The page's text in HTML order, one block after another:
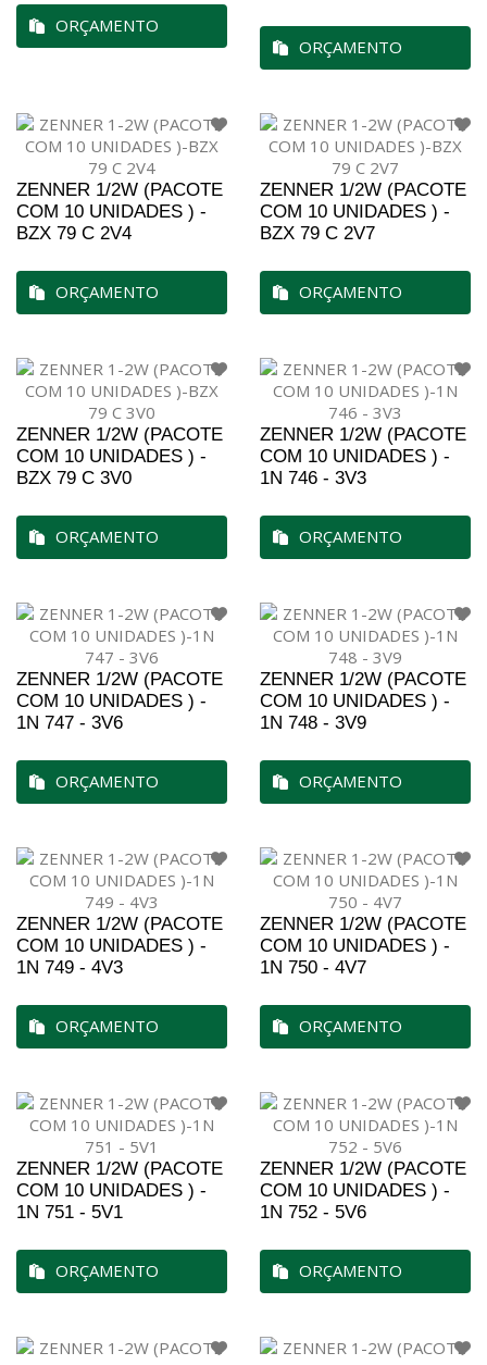
ORÇAMENTO
ORÇAMENTO
ZENNER 1/2W (PACOTE
COM 10 UNIDADES ) -
BZX 79 C 2V4
ORÇAMENTO
ZENNER 1/2W (PACOTE
COM 10 UNIDADES ) -
BZX 79 C 2V7
ORÇAMENTO
ZENNER 1/2W (PACOTE
COM 10 UNIDADES ) -
BZX 79 C 3V0
ORÇAMENTO
ZENNER 1/2W (PACOTE
COM 10 UNIDADES ) -
1N 746 - 3V3
ORÇAMENTO
ZENNER 1/2W (PACOTE
COM 10 UNIDADES ) -
1N 747 - 3V6
ORÇAMENTO
ZENNER 1/2W (PACOTE
COM 10 UNIDADES ) -
1N 748 - 3V9
ORÇAMENTO
ZENNER 1/2W (PACOTE
COM 10 UNIDADES ) -
1N 749 - 4V3
ORÇAMENTO
ZENNER 1/2W (PACOTE
COM 10 UNIDADES ) -
1N 750 - 4V7
ORÇAMENTO
ZENNER 1/2W (PACOTE
COM 10 UNIDADES ) -
1N 751 - 5V1
ORÇAMENTO
ZENNER 1/2W (PACOTE
COM 10 UNIDADES ) -
1N 752 - 5V6
ORÇAMENTO